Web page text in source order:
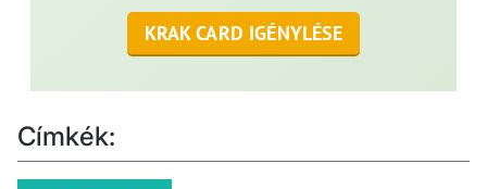
KRAK CARD IGÉNYLÉSE
Címkék: